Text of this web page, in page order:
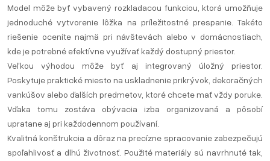
Model môže byť vybavený rozkladacou funkciou, ktorá umožňuje
jednoduché vytvorenie lôžka na príležitostné prespanie. Takéto
riešenie oceníte najmä pri návštevách alebo v domácnostiach,
kde je potrebné efektívne využívať každý dostupný priestor.
Veľkou výhodou môže byť aj integrovaný úložný priestor.
Poskytuje praktické miesto na uskladnenie prikrývok, dekoračných
vankúšov alebo ďalších predmetov, ktoré chcete mať vždy poruke.
Vďaka tomu zostáva obývacia izba organizovaná a pôsobí
upratane aj pri každodennom používaní.
Kvalitná konštrukcia a dôraz na precízne spracovanie zabezpečujú
spoľahlivosť a dlhú životnosť. Použité materiály sú navrhnuté tak,